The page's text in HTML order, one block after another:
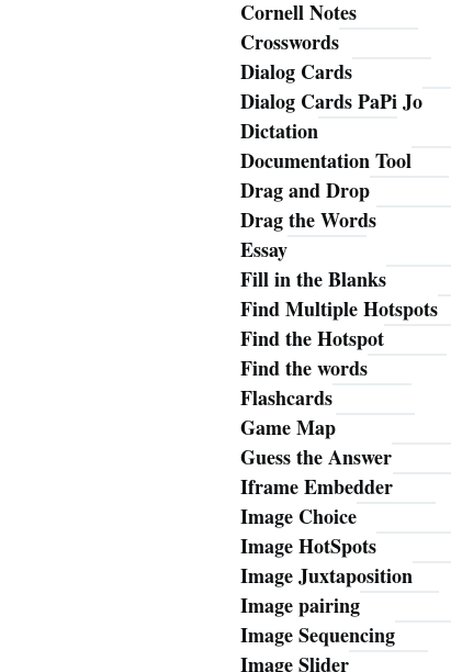
Cornell Notes
Crosswords
Dialog Cards
Dialog Cards PaPi Jo
Dictation
Documentation Tool
Drag and Drop
Drag the Words
Essay
Fill in the Blanks
Find Multiple Hotspots
Find the Hotspot
Find the words
Flashcards
Game Map
Guess the Answer
Iframe Embedder
Image Choice
Image HotSpots
Image Juxtaposition
Image pairing
Image Sequencing
Image Slider